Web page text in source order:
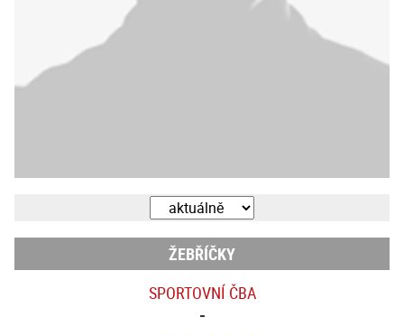
ŽEBŘÍČKY
SPORTOVNÍ ČBA
-